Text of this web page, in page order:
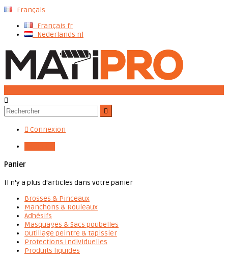
Français
Français fr
Nederlands nl


 Connexion
Panier
Il n'y a plus d'articles dans votre panier
Brosses & Pinceaux
Manchons & Rouleaux
Adhésifs
Masquages & Sacs poubelles
Outillage peintre & tapissier
Protections Individuelles
Produits liquides